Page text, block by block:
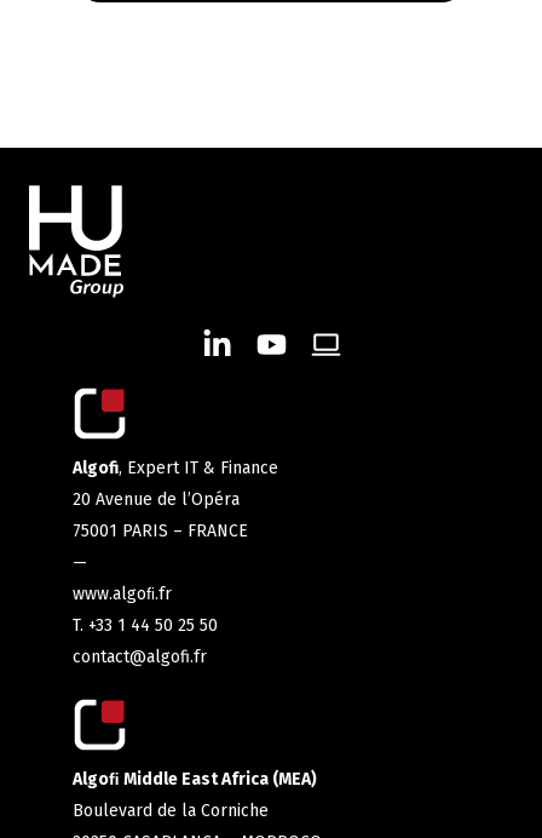
Algofi, Expert IT & Finance
20 Avenue de l’Opéra
75001 PARIS – FRANCE
—
www.algoﬁ.fr
T. +33 1 44 50 25 50
contact@algofi.fr
Algoﬁ Middle East Africa (MEA)
Boulevard de la Corniche